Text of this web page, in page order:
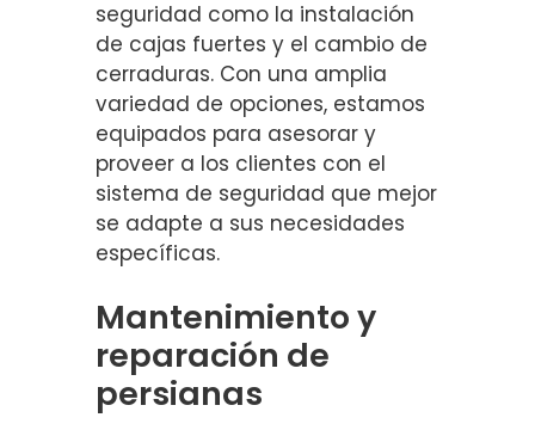
seguridad como la instalación
de cajas fuertes y el cambio de
cerraduras. Con una amplia
variedad de opciones, estamos
equipados para asesorar y
proveer a los clientes con el
sistema de seguridad que mejor
se adapte a sus necesidades
específicas.
Mantenimiento y
reparación de
persianas